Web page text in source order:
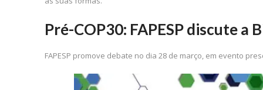
Pré-COP30: FAPESP discute
FAPESP promove debate no dia 28 de março, em evento